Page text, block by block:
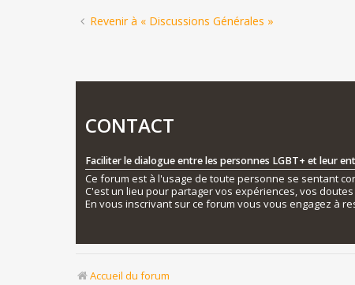
Revenir à « Discussions Générales »
CONTACT
Faciliter le dialogue entre les personnes LGBT+ et leur
Ce forum est à l'usage de toute personne se sentant
C'est un lieu pour partager vos expériences, vos
En vous inscrivant sur ce forum vous vous engagez à
Accueil du forum